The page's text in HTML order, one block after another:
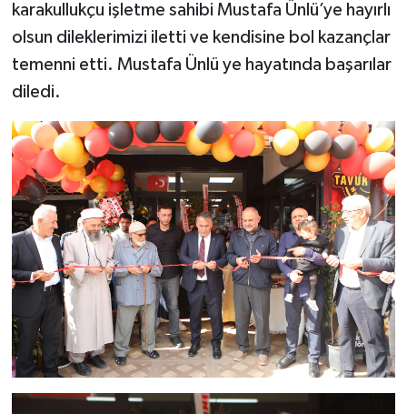
karakullukçu işletme sahibi Mustafa Ünlü’ye hayırlı
olsun dileklerimizi iletti ve kendisine bol kazançlar
temenni etti. Mustafa Ünlü ye hayatında başarılar
diledi.